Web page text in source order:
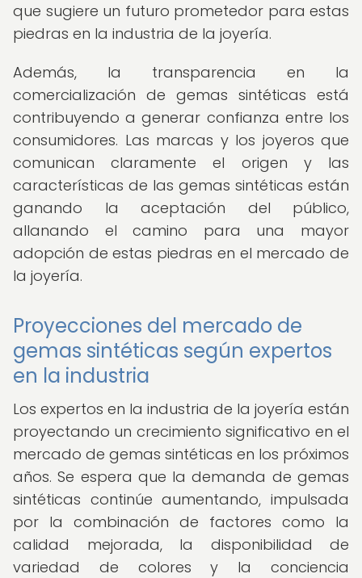
que sugiere un futuro prometedor para estas
piedras en la industria de la joyería.
Además, la transparencia en la
comercialización de gemas sintéticas está
contribuyendo a generar confianza entre los
consumidores. Las marcas y los joyeros que
comunican claramente el origen y las
características de las gemas sintéticas están
ganando la aceptación del público,
allanando el camino para una mayor
adopción de estas piedras en el mercado de
la joyería.
Proyecciones del mercado de
gemas sintéticas según expertos
en la industria
Los expertos en la industria de la joyería están
proyectando un crecimiento significativo en el
mercado de gemas sintéticas en los próximos
años. Se espera que la demanda de gemas
sintéticas continúe aumentando, impulsada
por la combinación de factores como la
calidad mejorada, la disponibilidad de
variedad de colores y la conciencia